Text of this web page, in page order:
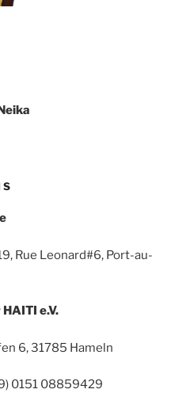
Rue Leonard#6, Port-au-
e.V.
6, 31785 Hameln
0151 08859429